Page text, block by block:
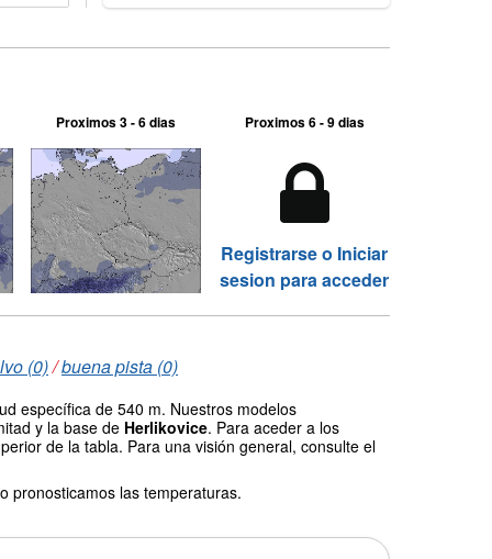
Proximos 3 - 6 dias Proximos 6 - 9 dias
Registrarse o Iniciar
sesion para acceder
(0)/buena pista (0)
específica de 540 m. Nuestros modelos
y la base de Herlikovice. Para aceder a los
de la tabla. Para una visión general, consulte el
pronosticamos las temperaturas.